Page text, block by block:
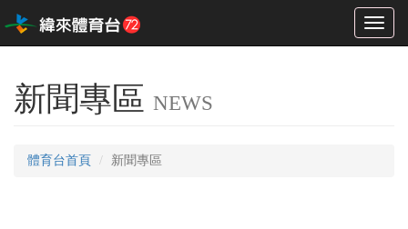
Toggle
新聞專區 NEWS
體育台首頁 新聞專區